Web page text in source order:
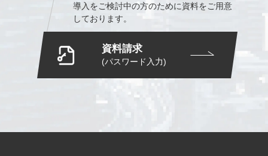
導入をご検討中の方のために資料をご用意
しております。
資料請求
(パスワード入力)